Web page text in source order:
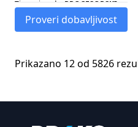
Tip proizvoda:PROCESORSKI
HLADNJAK
Tip ventilatora:PWM
Proveri dobavljivost
Prikazano 12 od 5826